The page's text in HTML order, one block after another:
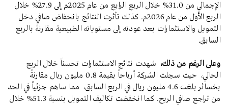
الإجمالي من 31.0% خلال الربع الرابع من عام 2025م إلى 27.9% خلال
الربع الأول من عام 2026م. كذلك تأثرت النتائج بانخفاض صافي دخل
التمويل والاستثمارات بعد عودته إلى مستوياته الطبيعية مقارنةً بالربع
السابق.
وعلى الرغم من ذلك، شهدت نتائج الاستثمارات تحسناً خلال الربع
الحالي، حيث سجلت الشركة أرباحاً بقيمة 0.8 مليون ريال مقارنةً
بخسائر بلغت 4.6 مليون ريال في الربع السابق، مما ساهم جزئياً في الحد
من تراجع صافي الربح. كما انخفضت تكاليف التمويل بنسبة 51.3% خلال